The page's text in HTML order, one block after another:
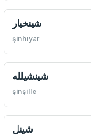
شينخيار
şinhıyar
شينشيلله
şinşille
شينل